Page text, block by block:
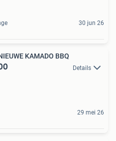
30 jun 26
KAMADO BBQ
Details
29 mei 26